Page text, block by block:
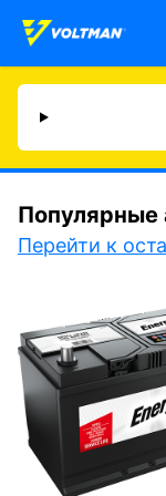
Популярные
Перейти к